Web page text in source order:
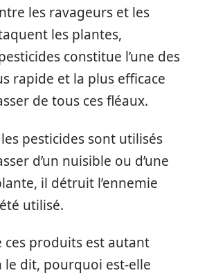
les ravageurs et les
les plantes,
constitue l’une des
rapide et la plus efficace
de tous ces fléaux.
pesticides sont utilisés
d’un nuisible ou d’une
il détruit l’ennemie
utilisé.
ces produits est autant
le dit, pourquoi est-elle